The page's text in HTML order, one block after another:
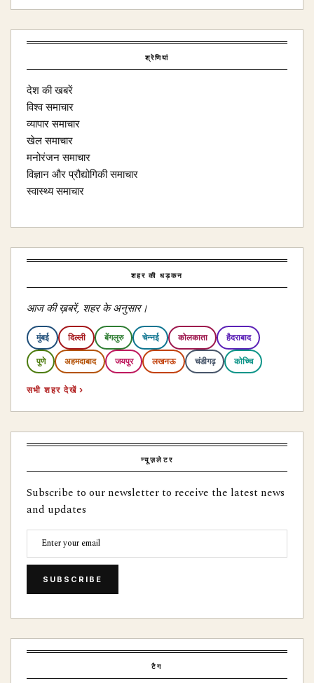
श्रेणियां
देश की खबरें
विश्व समाचार
व्यापार समाचार
खेल समाचार
मनोरंजन समाचार
विज्ञान और प्रौद्योगिकी समाचार
स्वास्थ्य समाचार
शहर की धड़कन
आज की ख़बरें, शहर के अनुसार।
मुंबई दिल्ली बेंगलुरु चेन्नई कोलकाता हैदराबाद
पुणे अहमदाबाद जयपुर लखनऊ चंडीगढ़ कोच्चि
सभी शहर देखें ›
न्यूज़लेटर
Subscribe to our newsletter to receive the latest news
and updates
SUBSCRIBE
टैग